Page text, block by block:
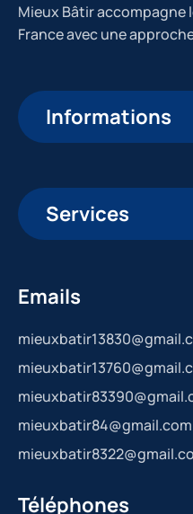
Mieux Bâtir
France avec une
Informations
Services
Emails
mieuxbatir84@gmail.com
Téléphones